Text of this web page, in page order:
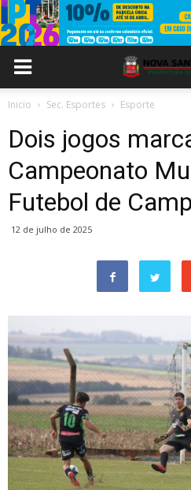
Inicio Sec. Esportes Esporte
Dois jogos
Campeonato
Futebol de
12 de julho de 2025